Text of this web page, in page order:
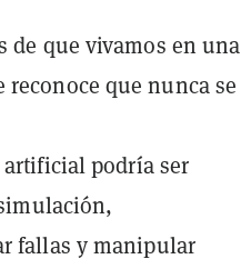
de que vivamos en una
que nunca se
podría ser
fallas y manipular